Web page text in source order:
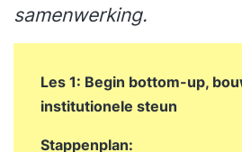
samenwerking.
Les 1: Begin bottom-up,
institutionele steun
Stappenplan: